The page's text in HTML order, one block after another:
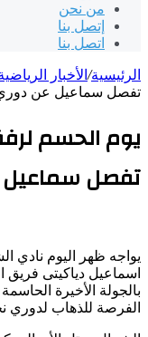
من نحن
إتصل بنا
اتصل بنا
الرئيسية/ الأخبار
تفصل سماعيل عن دوري
يوم الحسم
تفصل سماعيل
يواجه ظهر اليوم نادي
اسماعيل دياكيتى فريق
بالجولة الأخيرة
الفرصة للذهاب لدوري